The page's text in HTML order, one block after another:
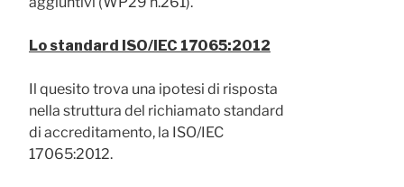
Lo standard ISO/IEC 17065:2012
Il quesito trova una ipotesi di risposta
nella struttura del richiamato standard
di accreditamento, la ISO/IEC
17065:2012.